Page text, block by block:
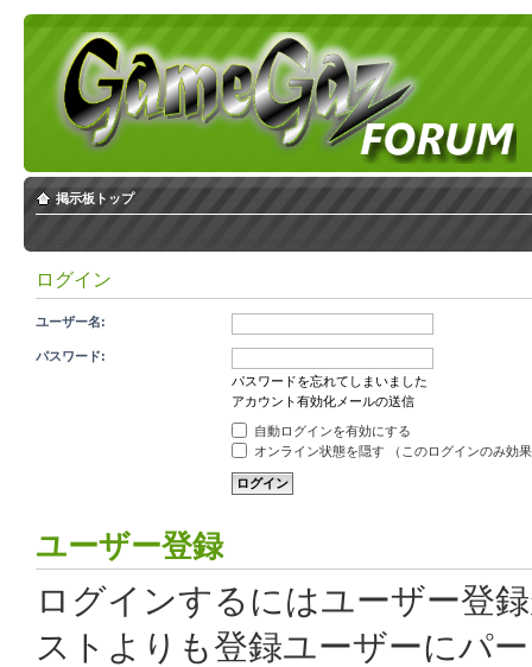
掲示板トップ
ログイン
ユーザー名:
パスワード:
パスワードを忘れてしまいました
アカウント有効化メールの送信
自動ログインを有効にする
オンライン状態を隠す （このログインのみ効
ユーザー登録
ログインするにはユーザー登
ストよりも登録ユーザーにパ